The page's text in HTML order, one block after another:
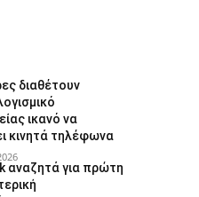
διαθέτουν
ικανό να
κινητά τηλέφωνα
αναζητά για πρώτη